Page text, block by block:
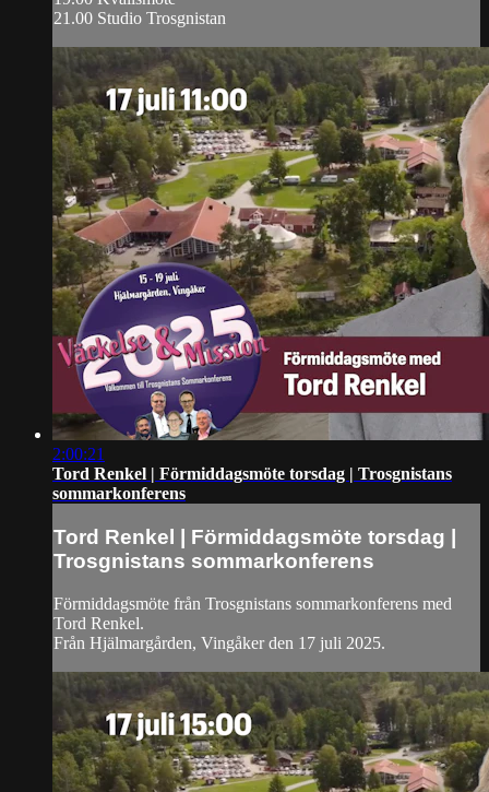
21.00 Studio Trosgnistan
2:00:21
Tord Renkel | Förmiddagsmöte torsdag | Trosgnistans
sommarkonferens
Tord Renkel | Förmiddagsmöte torsdag |
Trosgnistans sommarkonferens
Förmiddagsmöte från Trosgnistans sommarkonferens med
Tord Renkel.
Från Hjälmargården, Vingåker den 17 juli 2025.